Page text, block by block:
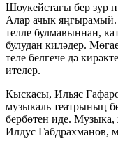
Шоукейстагы бер зур
Алар ачык яңгырамый.
телле булмавыннан,
булудан киләдер.
теле белгече дә
ителер.
Кыскасы, Ильяс
музыкаль театрының
бербөтен иде.
Илдус Габдрахманов,